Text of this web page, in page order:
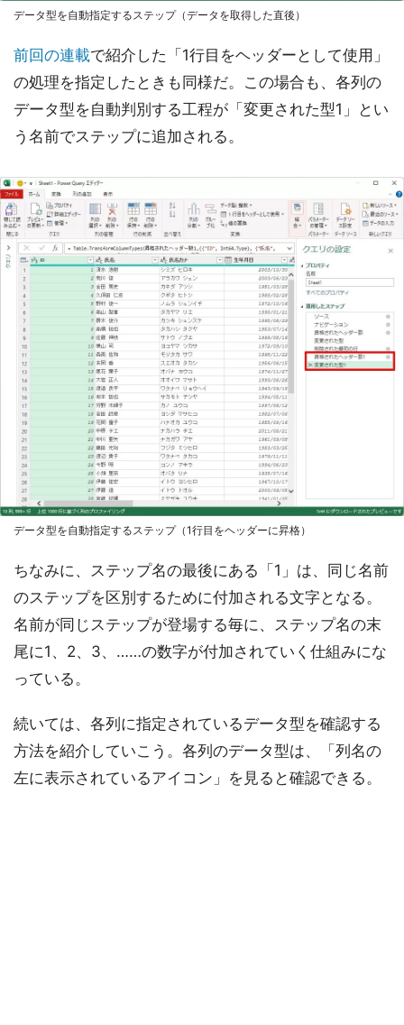
データ型を自動指定するステップ（データを取得した直後）
前回の連載で紹介した「1行目をヘッダーとして使用」
の処理を指定したときも同様だ。この場合も、各列の
データ型を自動判別する工程が「変更された型1」とい
う名前でステップに追加される。
データ型を自動指定するステップ（1行目をヘッダーに昇格）
ちなみに、ステップ名の最後にある「1」は、同じ名前
のステップを区別するために付加される文字となる。
名前が同じステップが登場する毎に、ステップ名の末
尾に1、2、3、……の数字が付加されていく仕組みにな
っている。
続いては、各列に指定されているデータ型を確認する
方法を紹介していこう。各列のデータ型は、「列名の
左に表示されているアイコン」を見ると確認できる。